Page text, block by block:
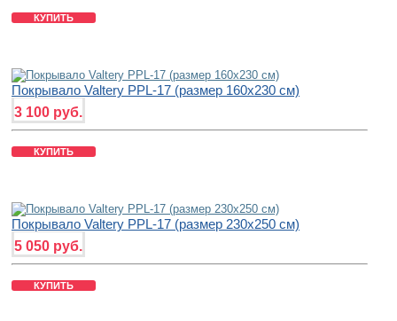
КУПИТЬ
Покрывало Valtery PPL-17 (размер 160х230 см)
3 100 руб.
КУПИТЬ
Покрывало Valtery PPL-17 (размер 230х250 см)
5 050 руб.
КУПИТЬ